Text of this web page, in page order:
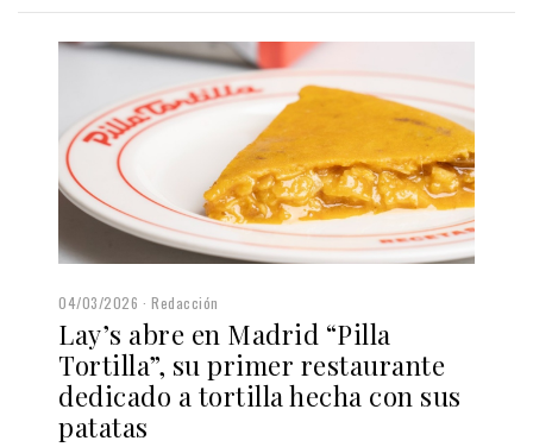
04/03/2026 Redacción
Lay’s abre en Madrid “Pilla
Tortilla”, su primer restaurante
dedicado a tortilla hecha con sus
patatas